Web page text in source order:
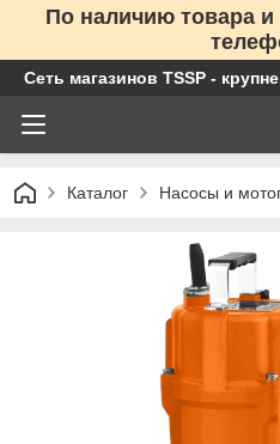
По наличию товара
Сеть магазинов TSSP -
Каталог Насосы и